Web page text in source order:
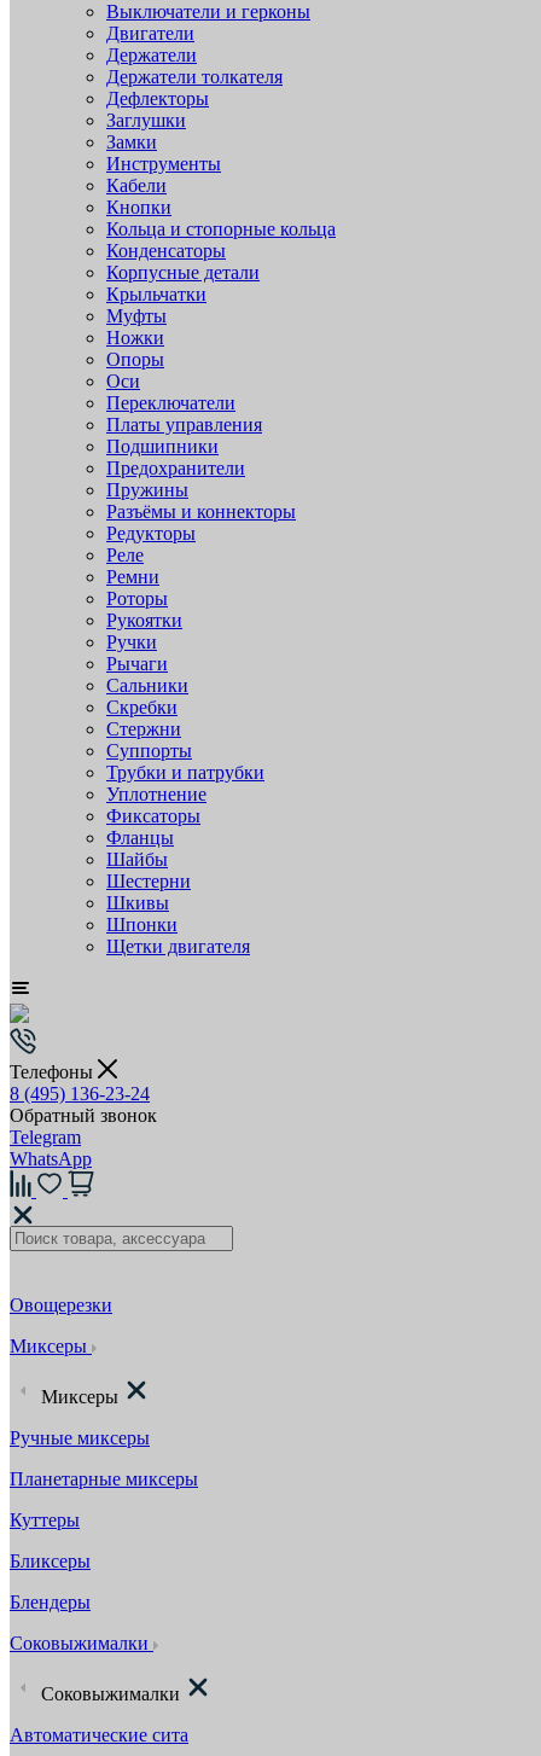
Выключатели и герконы
Двигатели
Держатели
Держатели толкателя
Дефлекторы
Заглушки
Замки
Инструменты
Кабели
Кнопки
Кольца и стопорные кольца
Конденсаторы
Корпусные детали
Крыльчатки
Муфты
Ножки
Опоры
Оси
Переключатели
Платы управления
Подшипники
Предохранители
Пружины
Разъёмы и коннекторы
Редукторы
Реле
Ремни
Роторы
Рукоятки
Ручки
Рычаги
Сальники
Скребки
Стержни
Суппорты
Трубки и патрубки
Уплотнение
Фиксаторы
Фланцы
Шайбы
Шестерни
Шкивы
Шпонки
Щетки двигателя
Телефоны
8 (495) 136-23-24
Обратный звонок
Telegram
WhatsApp
Овощерезки
Миксеры
Миксеры
Ручные миксеры
Планетарные миксеры
Куттеры
Бликсеры
Блендеры
Соковыжималки
Соковыжималки
Автоматические сита